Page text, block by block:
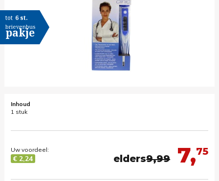
tot 6 st.
brievenbus
pakje
Inhoud
1 stuk
7,75
elders9,99
Uw voordeel:
€ 2,24